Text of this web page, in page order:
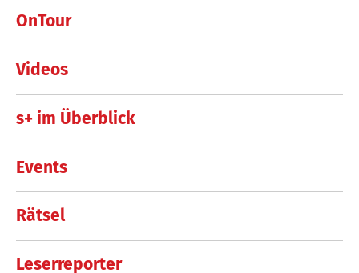
OnTour
Videos
s+ im Überblick
Events
Rätsel
Leserreporter